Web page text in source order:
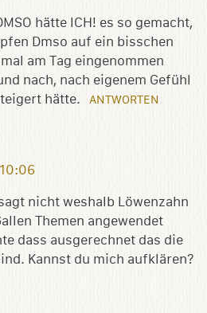
hätte ICH! es so gemacht,
Dmso auf ein bisschen
am Tag eingenommen
nach, nach eigenem Gefühl
hätte.
ANTWORTEN
nicht weshalb Löwenzahn
Themen angewendet
dass ausgerechnet das die
Kannst du mich aufklären?